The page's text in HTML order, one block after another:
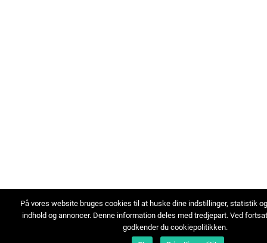
På vores website bruges cookies til at huske dine indstillinger, statistik
indhold og annoncer. Denne information deles med tredjepart. Ved
godkender du cookiepolitikken.